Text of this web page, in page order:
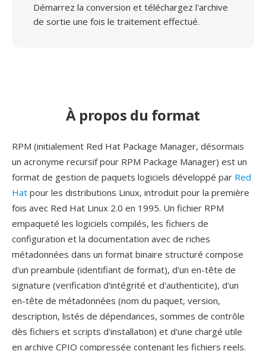
Démarrez la conversion et téléchargez l'archive
de sortie une fois le traitement effectué.
À propos du format
RPM (initialement Red Hat Package Manager, désormais
un acronyme recursif pour RPM Package Manager) est un
format de gestion de paquets logiciels développé par Red
Hat pour les distributions Linux, introduit pour la première
fois avec Red Hat Linux 2.0 en 1995. Un fichier RPM
empaqueté les logiciels compilés, les fichiers de
configuration et la documentation avec de riches
métadonnées dans un format binaire structuré compose
d'un preambule (identifiant de format), d'un en-tête de
signature (verification d'intégrité et d'authenticite), d'un
en-tête de métadonnées (nom du paquet, version,
description, listés de dépendances, sommes de contrôle
dès fichiers et scripts d'installation) et d'une chargé utile
en archive CPIO compressée contenant les fichiers reels.